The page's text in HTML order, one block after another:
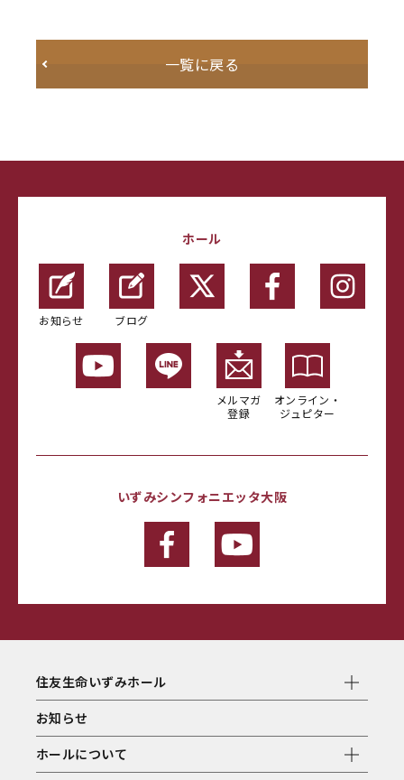
一覧に戻る
ホール
お知らせ ブログ
メルマガ
登録
オンライン・
ジュピター
いずみシンフォニエッタ大阪
住友生命いずみホール
お知らせ
ホールについて